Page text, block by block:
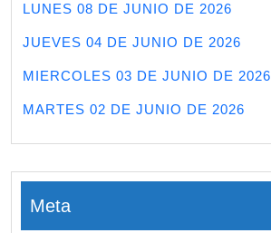
LUNES 08 DE JUNIO DE 2026
JUEVES 04 DE JUNIO DE 2026
MIERCOLES 03 DE JUNIO DE 2026
MARTES 02 DE JUNIO DE 2026
Meta